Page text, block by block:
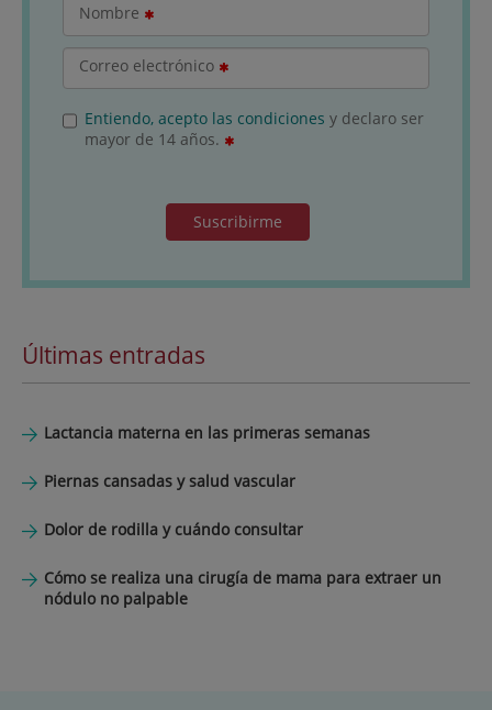
Nombre
Correo electrónico
Entiendo, acepto las condiciones y declaro ser
mayor de 14 años.
Suscribirme
Últimas entradas
Lactancia materna en las primeras semanas
Piernas cansadas y salud vascular
Dolor de rodilla y cuándo consultar
Cómo se realiza una cirugía de mama para extraer un
nódulo no palpable